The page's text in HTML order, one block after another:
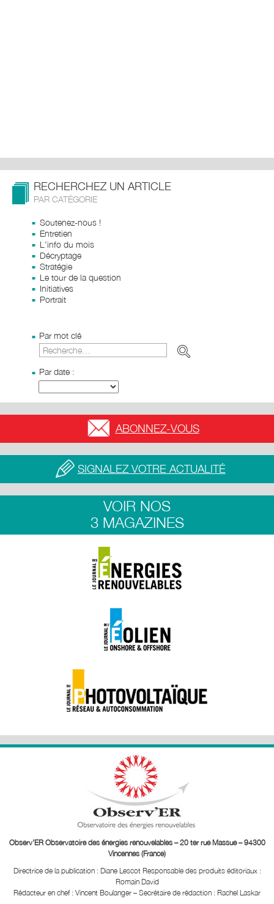
RECHERCHEZ UN ARTICLE
PAR CATÉGORIE
Soutenez-nous !
Entretien
L'info du mois
Décryptage
Stratégie
Le tour de la question
Initiatives
Portrait
Par mot clé
Par date :
ABONNEZ-VOUS
SIGNALEZ VOTRE ACTUALITÉ
VOIR NOS
3 MAGAZINES
Observ’ER Observatoire des énergies renouvelables – 20 ter rue Massue – 94300
Vincennes (France)
Directrice de la publication : Diane Lescot Responsable des produits éditoriaux :
Romain David
Rédacteur en chef : Vincent Boulanger – Secrétaire de rédaction : Rachel Laskar